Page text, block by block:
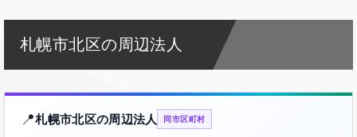
札幌市北区の周辺法人
📍札幌市北区の周辺法人 同市区町村